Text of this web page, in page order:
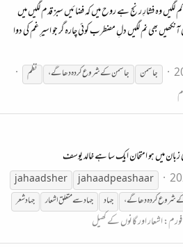
لگیں وہ فشارِ رنج ہے روح میں کہ فضائیں سبز قدم لگیں میں
بھی نم لگیں دلِ مضطرب کوئی چارہ گر جو اسیرِ غم کی دوا
جاسمن جاسمنکےشروعکردہدھاگے، نظم
زبان میں ہو امتحان ایک سا ہے خالد یوسف
jahaad pe ashaar
jahaad sher
شروعکردہدھاگے، جہاد جہاد سے متعلق اشعار
جہاد شعر
فورم:اشعار اور گانوں کے کھیل